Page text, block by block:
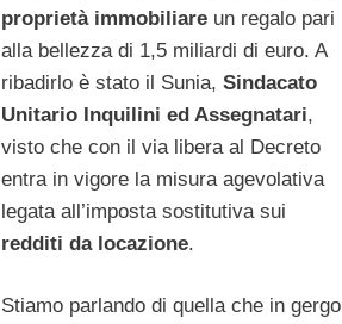
proprietà immobiliareun regalo pari
alla bellezza di 1,5 miliardi di euro. A
ribadirlo è stato il Sunia, Sindacato
Unitario Inquilini ed Assegnatari,
visto che con il via libera al Decreto
entra in vigore la misura agevolativa
legata all’imposta sostitutiva sui
redditi da locazione.
Stiamo parlando di quella che in gergo